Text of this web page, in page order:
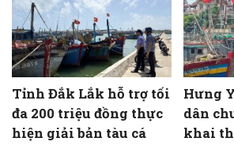
Tỉnh Đắk Lắk hỗ trợ tối
đa 200 triệu đồng thực
hiện giải bản tàu cá
Hưng
dân
khai